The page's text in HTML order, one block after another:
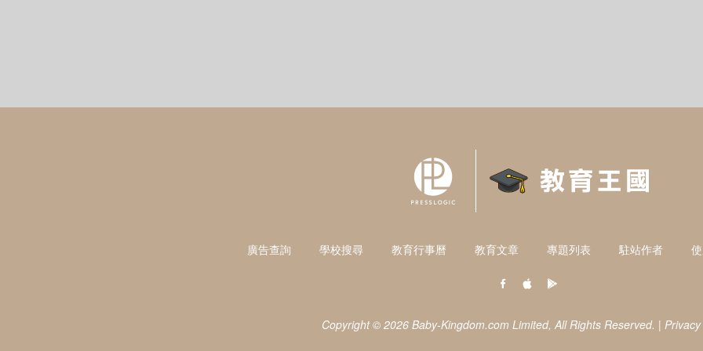
廣告查詢 學校搜尋 教育行事曆 教育文章 專題列表 駐站作者
Copyright © 2026 Baby-Kingdom.com Limited, All Rights Reserved. |